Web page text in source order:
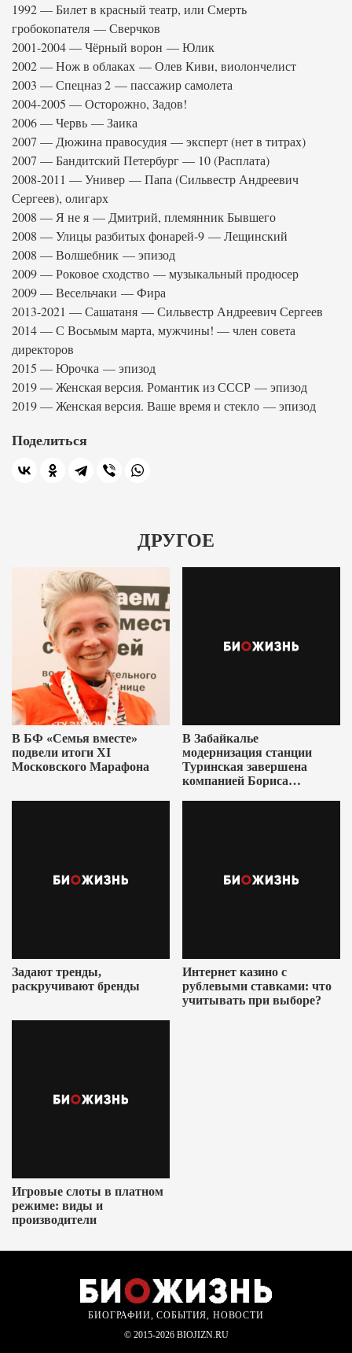
1992 — Билет в красный театр, или Смерть
гробокопателя — Сверчков
2001-2004 — Чёрный ворон — Юлик
2002 — Нож в облаках — Олев Киви, виолончелист
2003 — Спецназ 2 — пассажир самолета
2004-2005 — Осторожно, Задов!
2006 — Червь — Заика
2007 — Дюжина правосудия — эксперт (нет в титрах)
2007 — Бандитский Петербург — 10 (Расплата)
2008-2011 — Универ — Папа (Сильвестр Андреевич
Сергеев), олигарх
2008 — Я не я — Дмитрий, племянник Бывшего
2008 — Улицы разбитых фонарей-9 — Лещинский
2008 — Волшебник — эпизод
2009 — Роковое сходство — музыкальный продюсер
2009 — Весельчаки — Фира
2013-2021 — Сашатаня — Сильвестр Андреевич Сергеев
2014 — С Восьмым марта, мужчины! — член совета
директоров
2015 — Юрочка — эпизод
2019 — Женская версия. Романтик из СССР — эпизод
2019 — Женская версия. Ваше время и стекло — эпизод
Поделиться
ДРУГОЕ
В БФ «Семья вместе»
подвели итоги XI
Московского Марафона
В Забайкалье
модернизация станции
Туринская завершена
компанией Бориса
Задают тренды,
раскручивают бренды
Интернет казино с
рублевыми ставками: что
учитывать при выборе?
Игровые слоты в платном
режиме: виды и
производители
БИОГРАФИИ, СОБЫТИЯ, НОВОСТИ
© 2015-2026 BIOJIZN.RU